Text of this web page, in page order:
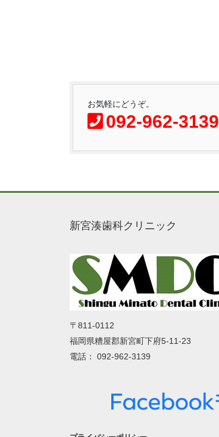
お気軽にどうぞ。
092-962-3139
新宮湊歯科クリニック
〒811-0112
福岡県糟屋郡新宮町下府5-11-23
電話： 092-962-3139